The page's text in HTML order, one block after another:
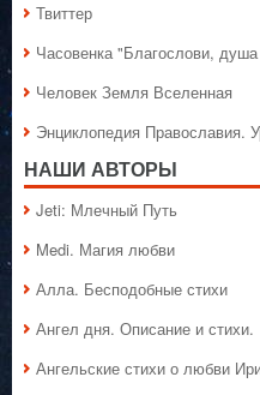
Твиттер
Часовенка "Благослови,
Человек Земля Вселенная
Энциклопедия Православия.
НАШИ АВТОРЫ
Jeti: Млечный Путь
Medi. Магия любви
Алла. Бесподобные стихи
Ангел дня. Описание и стихи.
Ангельские стихи о любви